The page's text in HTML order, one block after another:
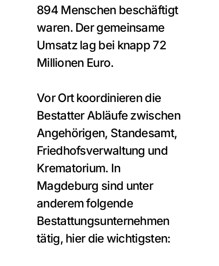
894 Menschen beschäftigt
waren. Der gemeinsame
Umsatz lag bei knapp 72
Millionen Euro.
Vor Ort koordinieren die
Bestatter Abläufe zwischen
Angehörigen, Standesamt,
Friedhofsverwaltung und
Krematorium. In
Magdeburg sind unter
anderem folgende
Bestattungsunternehmen
tätig, hier die wichtigsten: